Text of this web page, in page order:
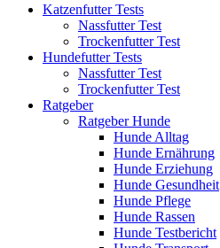
Katzenfutter Tests
Nassfutter Test
Trockenfutter Test
Hundefutter Tests
Nassfutter Test
Trockenfutter Test
Ratgeber
Ratgeber Hunde
Hunde Alltag
Hunde Ernährung
Hunde Erziehung
Hunde Gesundheit
Hunde Pflege
Hunde Rassen
Hunde Testbericht